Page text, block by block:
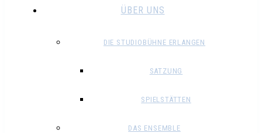
ÜBER UNS
DIE STUDIOBÜHNE ERLANGEN
SATZUNG
SPIELSTÄTTEN
DAS ENSEMBLE